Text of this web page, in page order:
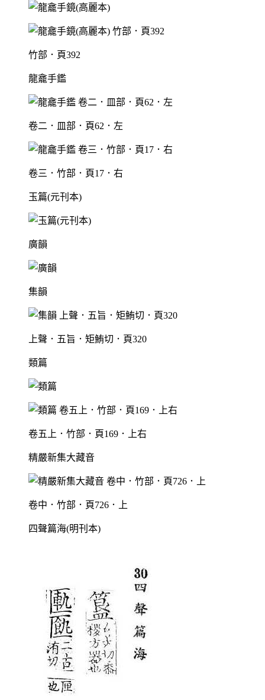
竹部．頁392
龍龕手鑑
卷二．皿部．頁62．左
卷三．竹部．頁17．右
玉篇(元刊本)
廣韻
集韻
上聲．五旨．矩鮪切．頁320
類篇
卷五上．竹部．頁169．上右
精嚴新集大藏音
卷中．竹部．頁726．上
四聲篇海(明刊本)